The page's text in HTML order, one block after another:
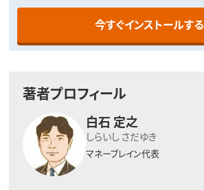
今すぐインストールする
著者プロフィール
白石 定之
しらいし さだゆき
マネーブレイン代表